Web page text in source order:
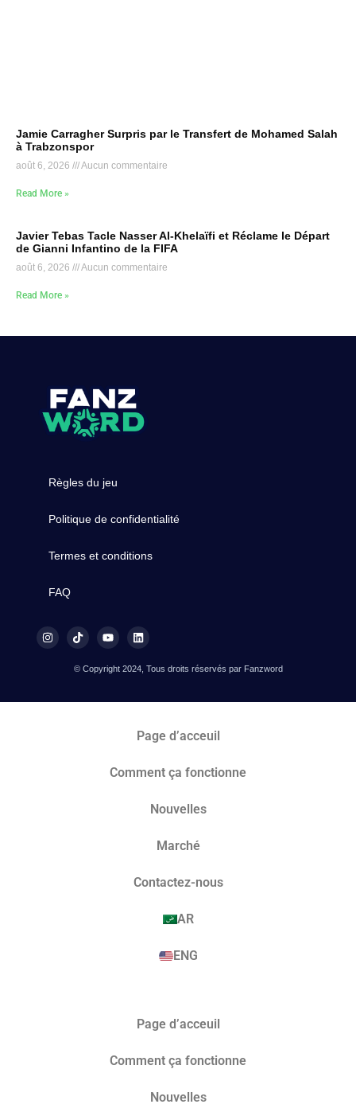
Jamie Carragher Surpris par le Transfert de Mohamed Salah
à Trabzonspor
août 6, 2026 Aucun commentaire
Read More »
Javier Tebas Tacle Nasser Al-Khelaïfi et Réclame le Départ
de Gianni Infantino de la FIFA
août 6, 2026 Aucun commentaire
Read More »
Règles du jeu
Politique de confidentialité
Termes et conditions
FAQ
© Copyright 2024, Tous droits réservés par Fanzword
Page d’acceuil
Comment ça fonctionne
Nouvelles
Marché​
Contactez-nous
AR
ENG
Page d’acceuil
Comment ça fonctionne
Nouvelles